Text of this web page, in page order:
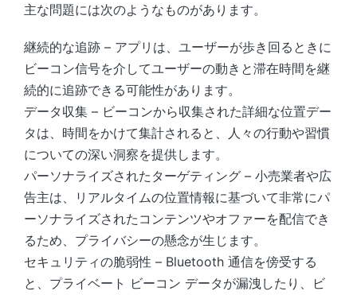
主な問題には次のようなものがあります。
継続的な追跡 – アプリは、ユーザーが歩き回るときに
ビーコン信号を介してユーザーの動きと滞在時間を継
続的に追跡できる可能性があります。
データ収集 – ビーコンから収集された詳細な位置デー
タは、時間をかけて集計されると、人々の行動や習慣
についての深い洞察を提供します。
パーソナライズされたターゲティング – 小売業者や広
告主は、リアルタイムの位置情報に基づいて非常にパ
ーソナライズされたコンテンツやオファーを配信でき
るため、プライバシーの懸念が生じます。
セキュリティの脆弱性 – Bluetooth 通信を傍受する
と、プライベート ビーコン データが漏洩したり、ビ